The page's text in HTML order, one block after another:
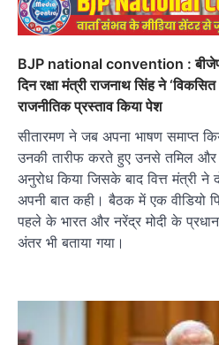
BJP national convention :
दिन रक्षा मंत्री राजनाथ सिंह ने ‘विकसित
राजनीतिक प्रस्ताव किया पेश
सीतारमण ने जब अपना भाषण समाप्त
उनकी तारीफ करते हुए उनसे तमिल
अनुरोध किया जिसके बाद वित्त मंत्री ने
अपनी बात कही। बैठक में एक वीडियो
पहले के भारत और नरेंद्र मोदी के
अंतर भी बताया गया।